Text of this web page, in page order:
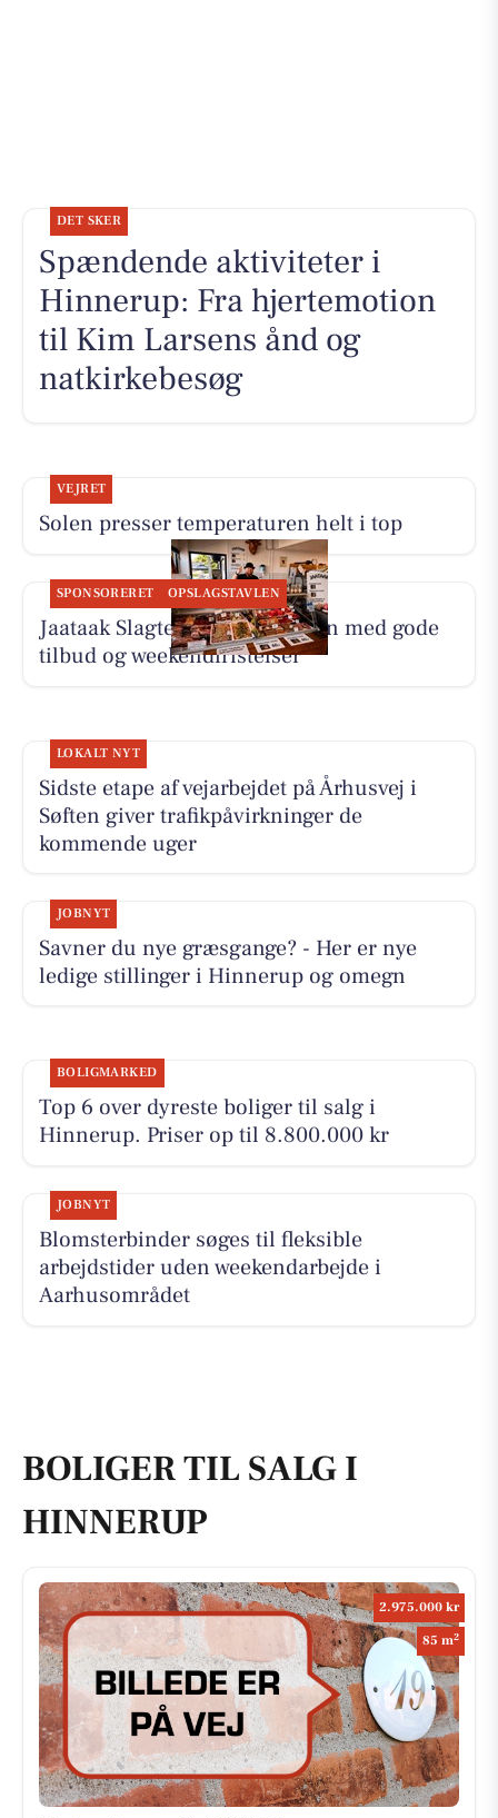
DET SKER
Spændende aktiviteter i
Hinnerup: Fra hjertemotion
til Kim Larsens ånd og
natkirkebesøg
VEJRET
Solen presser temperaturen helt i top
SPONSORERET OPSLAGSTAVLEN
Jaataak Slagteren fylder disken med gode
tilbud og weekendfristelser
LOKALT NYT
Sidste etape af vejarbejdet på Århusvej i
Søften giver trafikpåvirkninger de
kommende uger
JOBNYT
Savner du nye græsgange? - Her er nye
ledige stillinger i Hinnerup og omegn
BOLIGMARKED
Top 6 over dyreste boliger til salg i
Hinnerup. Priser op til 8.800.000 kr
JOBNYT
Blomsterbinder søges til fleksible
arbejdstider uden weekendarbejde i
Aarhusområdet
BOLIGER TIL SALG I
HINNERUP
2.975.000 kr
85 m2